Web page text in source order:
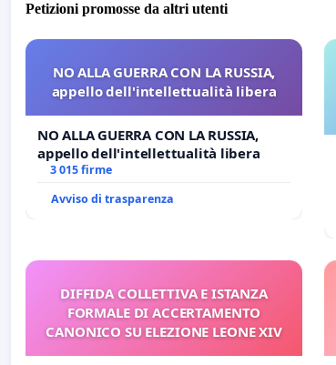
Petizioni promosse da altri utenti
NO ALLA GUERRA CON LA RUSSIA,
appello dell'intellettualità libera
NO ALLA GUERRA CON LA RUSSIA,
appello dell'intellettualità libera
3 015 firme
Avviso di trasparenza
DIFFIDA COLLETTIVA E ISTANZA
FORMALE DI ACCERTAMENTO
CANONICO SU ELEZIONE LEONE XIV